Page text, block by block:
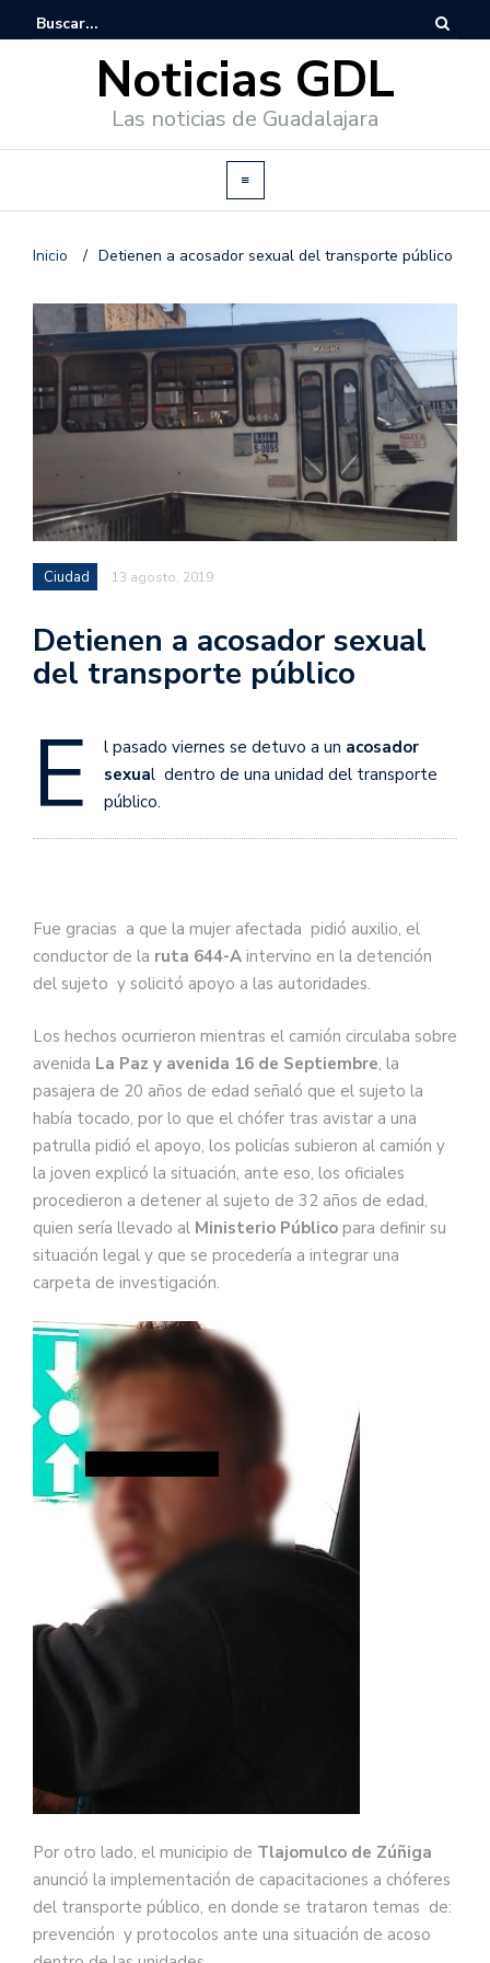
Noticias GDL
Las noticias de Guadalajara
Inicio / Detienen a acosador sexual del transporte público
Ciudad 13 agosto, 2019
Detienen a acosador sexual
del transporte público
E l pasado viernes se detuvo a un acosador
sexual dentro de una unidad del transporte
público.
Fue gracias a que la mujer afectada pidió auxilio, el
conductor de la ruta 644-A intervino en la detención
del sujeto y solicitó apoyo a las autoridades.
Los hechos ocurrieron mientras el camión circulaba sobre
avenida La Paz y avenida 16 de Septiembre, la
pasajera de 20 años de edad señaló que el sujeto la
había tocado, por lo que el chófer tras avistar a una
patrulla pidió el apoyo, los policías subieron al camión y
la joven explicó la situación, ante eso, los oficiales
procedieron a detener al sujeto de 32 años de edad,
quien sería llevado al Ministerio Público para definir su
situación legal y que se procedería a integrar una
carpeta de investigación.
Por otro lado, el municipio de Tlajomulco de Zúñiga
anunció la implementación de capacitaciones a chóferes
del transporte público, en donde se trataron temas de:
prevención y protocolos ante una situación de acoso